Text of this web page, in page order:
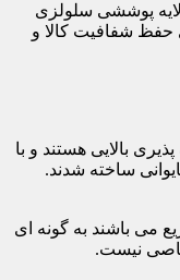
پوششی سلولزی
شفافیت کالا و
بالایی هستند و با
می باشند به گونه ای
خاصی نیست.